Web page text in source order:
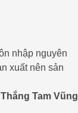
nhập nguyên
xuất nên sản
Tam Vũng